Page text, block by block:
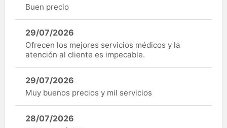
Buen precio
29/07/2026
Ofrecen los mejores servicios médicos y la
atención al cliente es impecable.
29/07/2026
Muy buenos precios y mil servicios
28/07/2026